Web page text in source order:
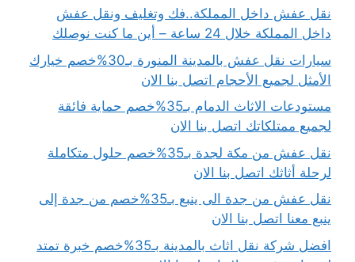
نقل عفش داخل المملكة..فك وتغليف ونقل عفش
داخل المملكة خلال 24 ساعة – أين ما كنت نوصلك
سيارات نقل عفش بالمدينة المنورة بـ30%خصم خيارك
الأمثل لجميع الأحجام اتصل بنا الان
مستودعات الاثاث الدمام بـ35%خصم حماية فائقة
لجميع ممتلكاتك اتصل بنا الان
نقل عفش من مكة لجدة بـ35%خصم حلول متكاملة
لرحلة أثاثك اتصل بنا الان
نقل عفش من جدة الى ينبع بـ35%خصم من جدة إلى
ينبع معنا اتصل بنا الان
افضل شركة نقل اثاث بالمدينة بـ35%خصم خبرة تمتد